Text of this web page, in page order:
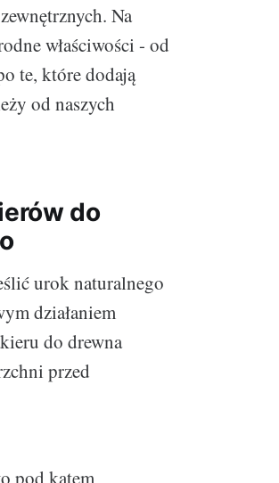
Na
właściwości - od
te, które dodają
od naszych
do
urok naturalnego
działaniem
do drewna
przed
pod kątem